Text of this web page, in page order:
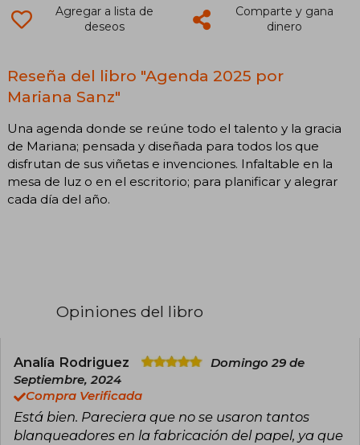
Agregar a lista de
deseos
Comparte y gana
dinero
Reseña del libro "Agenda 2025 por
Mariana Sanz"
Una agenda donde se reúne todo el talento y la gracia
de Mariana; pensada y diseñada para todos los que
disfrutan de sus viñetas e invenciones. Infaltable en la
mesa de luz o en el escritorio; para planificar y alegrar
cada día del año.
Opiniones del libro
Analía Rodriguez
Domingo 29 de
Septiembre, 2024
Compra Verificada
Está bien. Pareciera que no se usaron tantos
blanqueadores en la fabricación del papel, ya que